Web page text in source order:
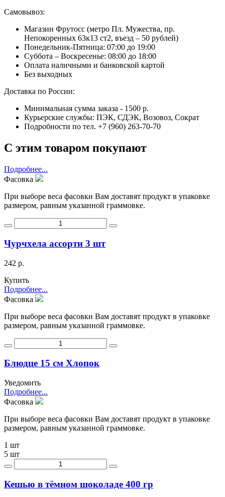
Самовывоз:
Магазин Фрутосс (метро Пл. Мужества, пр.
Непокоренных 63к13 ст2, въезд – 50 рублей)
Понедельник-Пятница: 07:00 до 19:00
Суббота – Воскресенье: 08:00 до 18:00
Оплата наличными и банковской картой
Без выходных
Доставка по России:
Минимальная сумма заказа - 1500 р.
Курьерские службы: ПЭК, СДЭК, Возовоз, Сократ
Подробности по тел. +7 (960) 263-70-70
С этим товаром покупают
Подробнее...
Фасовка
При выборе веса фасовки Вам доставят продукт в упаковке
размером, равным указанной граммовке.
Чурчхела ассорти 3 шт
242 р.
Купить
Подробнее...
Фасовка
При выборе веса фасовки Вам доставят продукт в упаковке
размером, равным указанной граммовке.
Блюдце 15 см Хлопок
Уведомить
Подробнее...
Фасовка
При выборе веса фасовки Вам доставят продукт в упаковке
размером, равным указанной граммовке.
1 шт
5 шт
Кешью в тёмном шоколаде 400 гр